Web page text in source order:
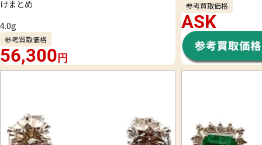
けまとめ
4.0g
参考買取価格
56,300円
参考買取価格
ASK